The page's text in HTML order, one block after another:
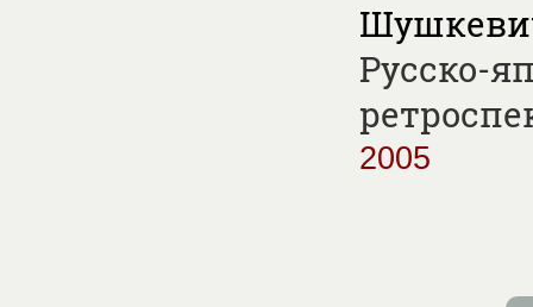
Русско-
2005